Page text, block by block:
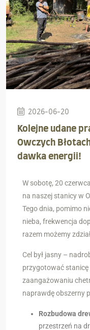
2026-06-20
Kolejne udane
Owczych
dawka energii!
W sobotę, 20
na naszej stanicy w
Tego dnia, pomimo
nieba, frekwencja
razem możemy
Cel był jasny –
przygotować stanicę
zaangażowaniu
naprawdę obszerny
Rozbudowa
przestrzeń na